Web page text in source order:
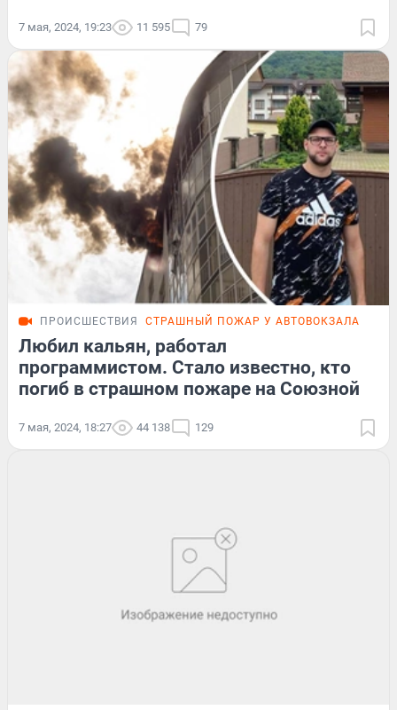
7 мая, 2024, 19:23 11 595 79
ПРОИСШЕСТВИЯ СТРАШНЫЙ ПОЖАР У АВТОВОКЗАЛА
Любил кальян, работал
программистом. Стало известно, кто
погиб в страшном пожаре на Союзной
7 мая, 2024, 18:27 44 138 129